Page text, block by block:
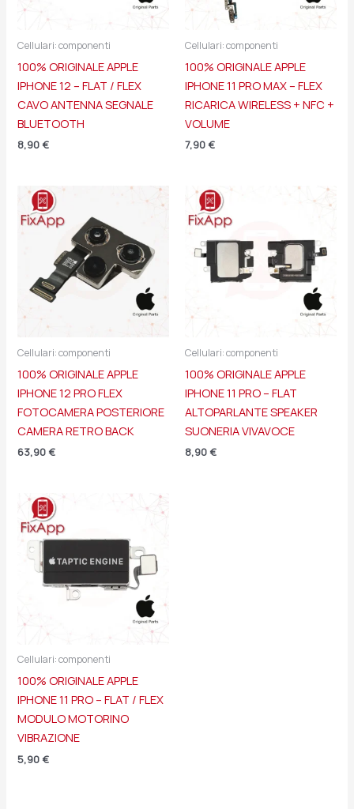
Cellulari: componenti
100% ORIGINALE APPLE
IPHONE 12 – FLAT / FLEX
CAVO ANTENNA SEGNALE
BLUETOOTH
8,90 €
Cellulari: componenti
100% ORIGINALE APPLE
IPHONE 11 PRO MAX – FLEX
RICARICA WIRELESS + NFC +
VOLUME
7,90 €
Cellulari: componenti
100% ORIGINALE APPLE
IPHONE 12 PRO FLEX
FOTOCAMERA POSTERIORE
CAMERA RETRO BACK
63,90 €
Cellulari: componenti
100% ORIGINALE APPLE
IPHONE 11 PRO – FLAT
ALTOPARLANTE SPEAKER
SUONERIA VIVAVOCE
8,90 €
Cellulari: componenti
100% ORIGINALE APPLE
IPHONE 11 PRO – FLAT / FLEX
MODULO MOTORINO
VIBRAZIONE
5,90 €